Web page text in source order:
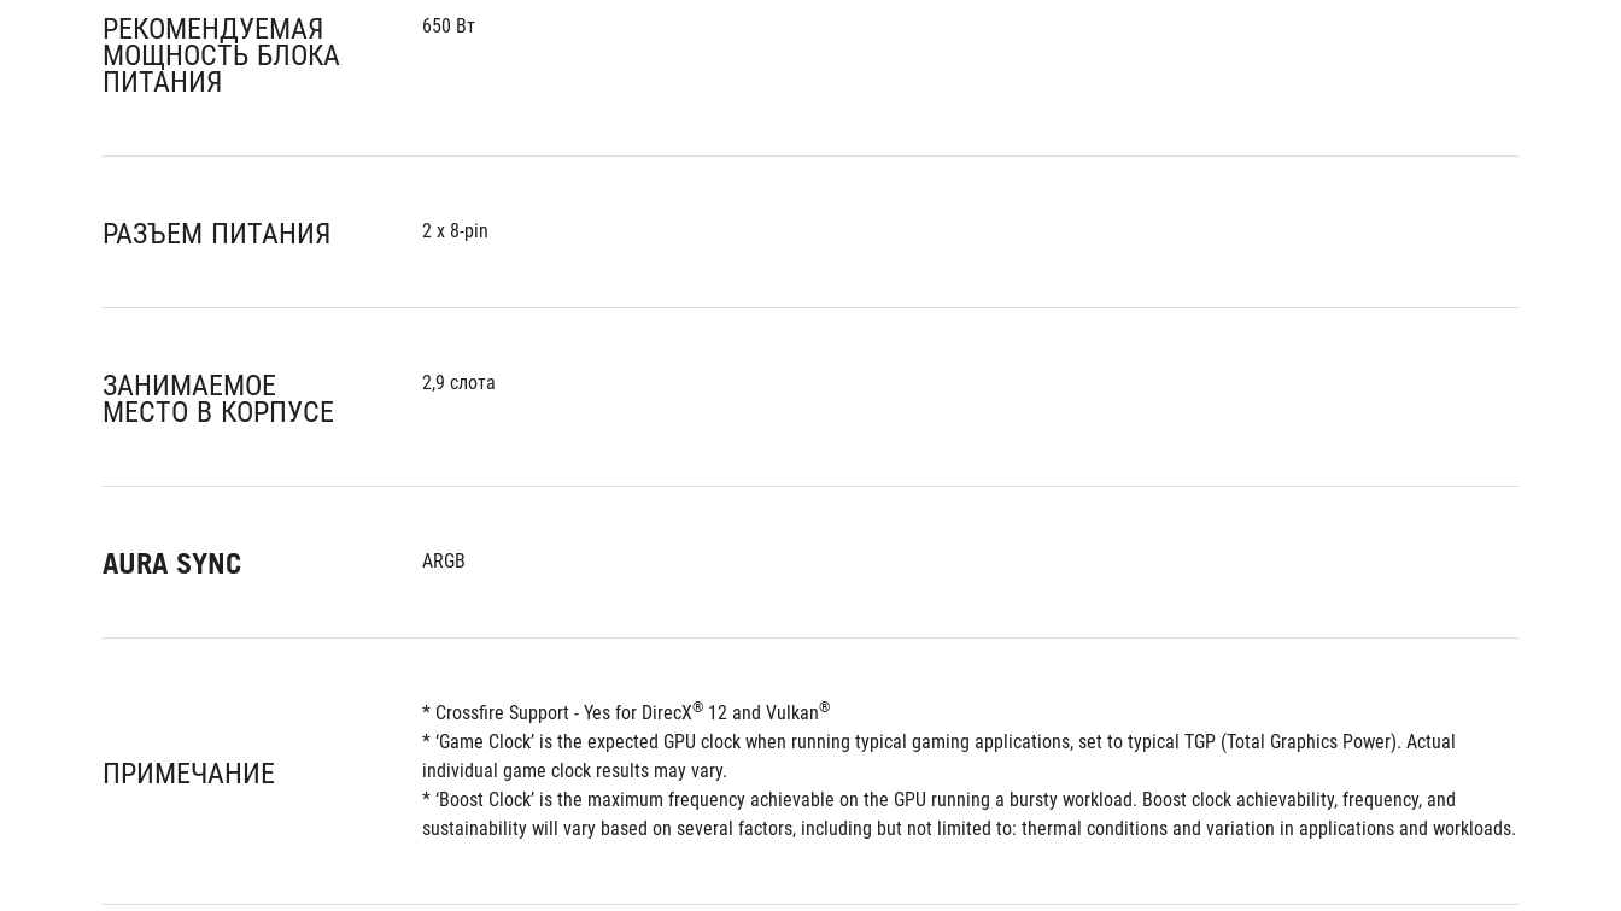
РЕКОМЕНДУЕМАЯ
МОЩНОСТЬ БЛОКА
ПИТАНИЯ
650 Вт
РАЗЪЕМ ПИТАНИЯ 2 x 8-pin
ЗАНИМАЕМОЕ
МЕСТО В КОРПУСЕ
2,9 слота
AURA SYNC ARGB
ПРИМЕЧАНИЕ
* Crossfire Support - Yes for DirecX® 12 and Vulkan®
* ‘Game Clock’ is the expected GPU clock when running typical gaming applications, set to typical TGP (Total Graphics Power). Actual
individual game clock results may vary.
* ‘Boost Clock’ is the maximum frequency achievable on the GPU running a bursty workload. Boost clock achievability, frequency, and
sustainability will vary based on several factors, including but not limited to: thermal conditions and variation in applications and workloads.